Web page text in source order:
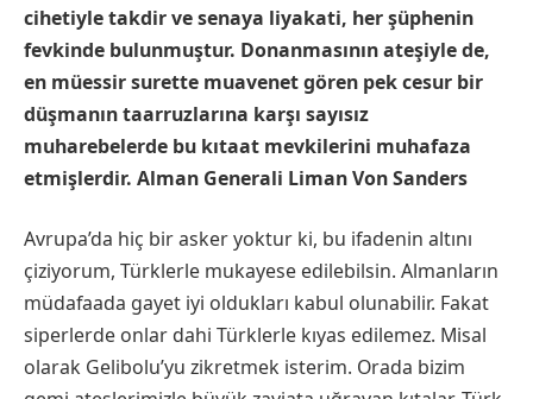
cihetiyle takdir ve senaya liyakati, her şüphenin
fevkinde bulunmuştur. Donanmasının ateşiyle de,
en müessir surette muavenet gören pek cesur bir
düşmanın taarruzlarına karşı sayısız
muharebelerde bu kıtaat mevkilerini muhafaza
etmişlerdir. Alman Generali Liman Von Sanders
Avrupa’da hiç bir asker yoktur ki, bu ifadenin altını
çiziyorum, Türklerle mukayese edilebilsin. Almanların
müdafaada gayet iyi oldukları kabul olunabilir. Fakat
siperlerde onlar dahi Türklerle kıyas edilemez. Misal
olarak Gelibolu’yu zikretmek isterim. Orada bizim